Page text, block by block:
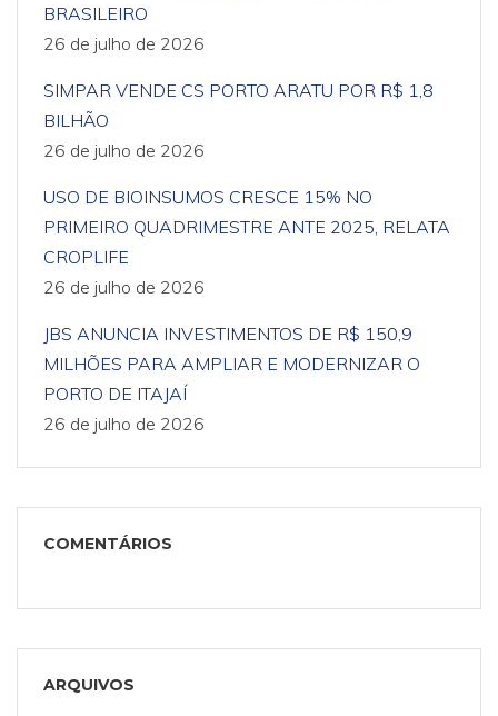
BRASILEIRO
26 de julho de 2026
SIMPAR VENDE CS PORTO ARATU POR R$ 1,8
BILHÃO
26 de julho de 2026
USO DE BIOINSUMOS CRESCE 15% NO
PRIMEIRO QUADRIMESTRE ANTE 2025, RELATA
CROPLIFE
26 de julho de 2026
JBS ANUNCIA INVESTIMENTOS DE R$ 150,9
MILHÕES PARA AMPLIAR E MODERNIZAR O
PORTO DE ITAJAÍ
26 de julho de 2026
COMENTÁRIOS
ARQUIVOS